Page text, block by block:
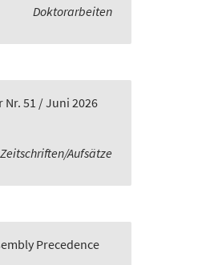
Doktorarbeiten
51 / Juni 2026
Zeitschriften/Aufsätze
Precedence